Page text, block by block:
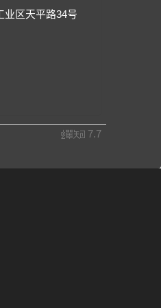
业区天平路34号
7.7